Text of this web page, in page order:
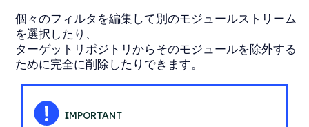
個々のフィルタを編集して別のモジュールストリーム
を選択したり、
ターゲットリポジトリからそのモジュールを除外する
ために完全に削除したりできます。